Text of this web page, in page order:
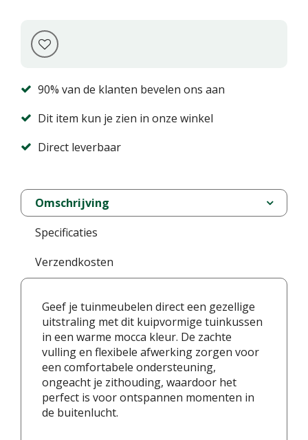
90% van de klanten bevelen ons aan
Dit item kun je zien in onze winkel
Direct leverbaar
Omschrijving
Specificaties
Verzendkosten
Geef je tuinmeubelen direct een gezellige
uitstraling met dit kuipvormige tuinkussen
in een warme mocca kleur. De zachte
vulling en flexibele afwerking zorgen voor
een comfortabele ondersteuning,
ongeacht je zithouding, waardoor het
perfect is voor ontspannen momenten in
de buitenlucht.